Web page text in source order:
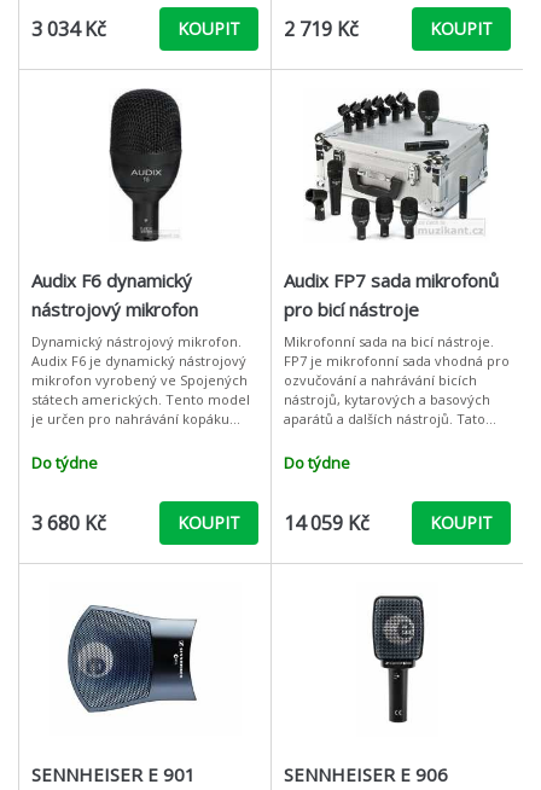
3 034 Kč KOUPIT 2 719 Kč KOUPIT
Audix F6 dynamický
nástrojový mikrofon
Dynamický nástrojový mikrofon.
Audix F6 je dynamický nástrojový
mikrofon vyrobený ve Spojených
státech amerických. Tento model
je určen pro nahrávání kopáku
basových či Leslie reproboxů. Ma
Do týdne
3 680 Kč KOUPIT
Audix FP7 sada mikrofonů
pro bicí nástroje
Mikrofonní sada na bicí nástroje.
FP7 je mikrofonní sada vhodná pro
ozvučování a nahrávání bicích
nástrojů, kytarových a basových
aparátů a dalších nástrojů. Tato
flexibilitu a zvukovou
Do týdne
14 059 Kč KOUPIT
SENNHEISER E 901 SENNHEISER E 906